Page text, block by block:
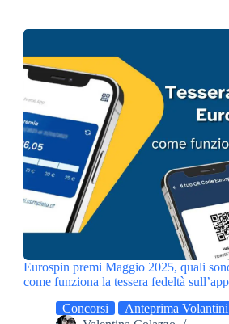
Eurospin premi Maggio 2025, quali
come funziona la tessera fedeltà sull’app
Concorsi
Anteprima Volantini